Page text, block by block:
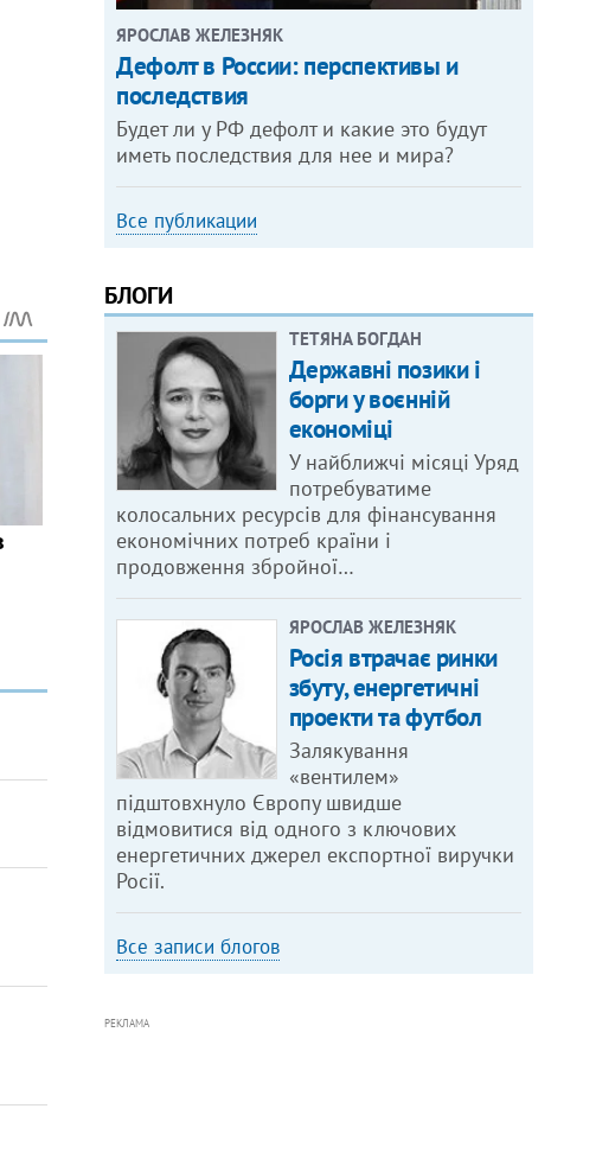
ЯРОСЛАВ ЖЕЛЕЗНЯК
Дефолт в России: перспективы и
последствия
Будет ли у РФ дефолт и какие это будут
иметь последствия для нее и мира?
Все публикации
БЛОГИ
ТЕТЯНА БОГДАН
Державні позики і
борги у воєнній
економіці
У найближчі місяці Уряд
потребуватиме
колосальних ресурсів для фінансування
економічних потреб країни і
продовження збройної…
ЯРОСЛАВ ЖЕЛЕЗНЯК
Росія втрачає ринки
збуту, енергетичні
проекти та футбол
Залякування
«вентилем»
підштовхнуло Європу швидше
відмовитися від одного з ключових
енергетичних джерел експортної виручки
Росії.
Все записи блогов
РЕКЛАМА